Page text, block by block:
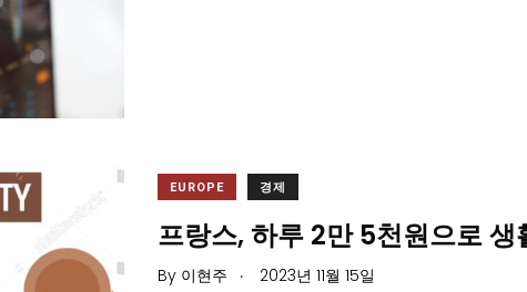
EUROPE 경제
프랑스, 하루 2만 5천원으로
By 이현주 . 2023년 11월 15일